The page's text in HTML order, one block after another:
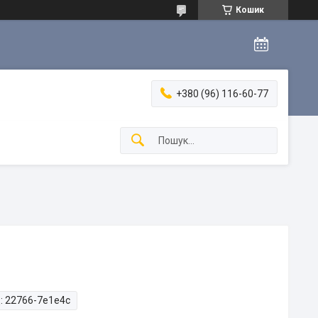
Кошик
+380 (96) 116-60-77
22766-7e1e4c